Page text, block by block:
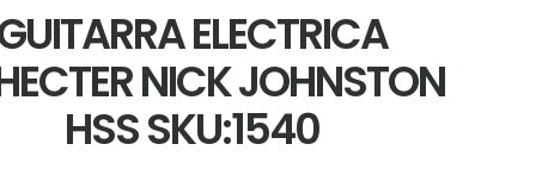
ELECTRICA
NICK JOHNSTON
HSS SKU:1540